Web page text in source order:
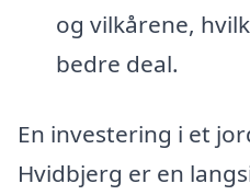
og vilkårene,
bedre deal.
En investering i et
Hvidbjerg er en